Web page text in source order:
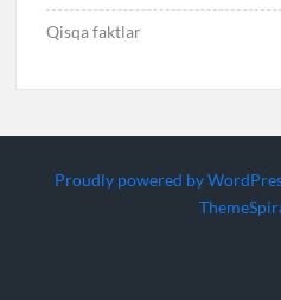
Qisqa faktlar
Proudly powered by